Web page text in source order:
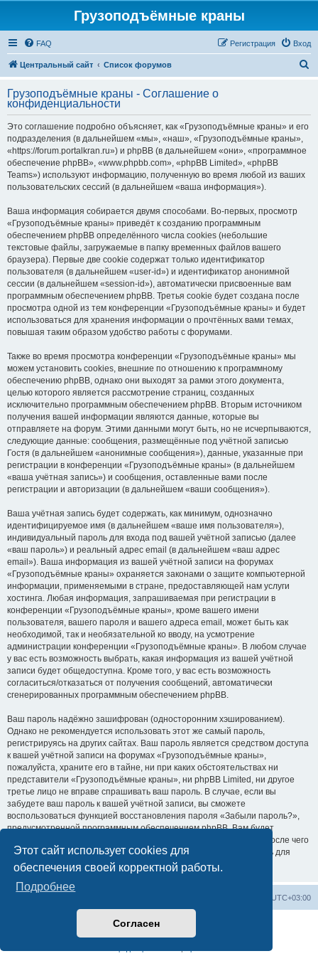
Этот сайт использует cookies для
обеспечения своей корректной работы.
Подробнее
Согласен
Грузоподъёмные краны
FAQ Вход
Регистрация
Центральный сайт Список форумов
с
Грузоподъёмные краны - Соглашение о
конфиденциальности
Это соглашение подробно объясняет, как «Грузоподъёмные краны» и его
подразделения (в дальнейшем «мы», «наш», «Грузоподъёмные краны»,
«https://forum.portalkran.ru») и phpBB (в дальнейшем «они», «программное
обеспечение phpBB», «www.phpbb.com», «phpBB Limited», «phpBB
Teams») используют информацию, полученную во время любой из ваших
пользовательских сессий (в дальнейшем «ваша информация»).
Ваша информация собирается двумя способами. Во-первых, просмотр
«Грузоподъёмные краны» приведёт к созданию программным
обеспечением phpBB определённого числа cookies (небольшие
текстовые файлы, загружаемые в папку временных файлов вашего
браузера). Первые две cookie содержат только идентификатор
пользователя (в дальнейшем «user-id») и идентификатор анонимной
сессии (в дальнейшем «session-id»), автоматически присвоенные вам
программным обеспечением phpBB. Третья cookie будет создана после
просмотра одной из тем конференции «Грузоподъёмные краны» и будет
использоваться для хранения информации о прочтённых вами темах,
повышая таким образом удобство работы с форумами.
Также во время просмотра конференции «Грузоподъёмные краны» мы
можем установить cookies, внешние по отношению к программному
обеспечению phpBB, однако они выходят за рамки этого документа,
целью которого является рассмотрение страниц, созданных
исключительно программным обеспечением phpBB. Вторым источником
получения вашей информации являются данные, которые вы
отправляете на форум. Этими данными могут быть, но не исчерпываются,
следующие данные: сообщения, размещённые под учётной записью
Гостя (в дальнейшем «анонимные сообщения»), данные, указанные при
регистрации в конференции «Грузоподъёмные краны» (в дальнейшем
«ваша учётная запись») и сообщения, оставленные вами после
регистрации и авторизации (в дальнейшем «ваши сообщения»).
Ваша учётная запись будет содержать, как минимум, однозначно
идентифицируемое имя (в дальнейшем «ваше имя пользователя»),
индивидуальный пароль для входа под вашей учётной записью (далее
«ваш пароль») и реальный адрес email (в дальнейшем «ваш адрес
email»). Ваша информация из вашей учётной записи на форумах
«Грузоподъёмные краны» охраняется законами о защите компьютерной
информации, применяемыми в стране, предоставляющей нам услуги
хостинга. Любая информация, запрашиваемая при регистрации в
конференции «Грузоподъёмные краны», кроме вашего имени
пользователя, вашего пароля и вашего адреса email, может быть как
необходимой, так и необязательной ко вводу, на усмотрение
администрации конференции «Грузоподъёмные краны». В любом случае
у вас есть возможность выбрать, какая информация из вашей учётной
записи будет общедоступна. Кроме того, у вас есть возможность
согласиться/отказаться от получения сообщений, автоматически
сгенерированных программным обеспечением phpBB.
Ваш пароль надёжно зашифрован (односторонним хэшированием).
Однако не рекомендуется использовать этот же самый пароль,
регистрируясь на других сайтах. Ваш пароль является средством доступа
к вашей учётной записи на форумах «Грузоподъёмные краны»,
пожалуйста, храните его в тайне, ни при каких обстоятельствах ни
представители «Грузоподъёмные краны», ни phpBB Limited, ни другое
третье лицо не вправе спрашивать ваш пароль. В случае, если вы
забудете ваш пароль к вашей учётной записи, вы сможете
воспользоваться функцией восстановления пароля «Забыли пароль?»,
предусмотренной программным обеспечением phpBB. Вам будет
необходимо ввести ваше имя пользователя и ваш адрес email, после чего
программное обеспечение phpBB сгенерирует вам новый пароль для
вашей учётной записи.
UTC+03:00
Создано на основеphpBB® Forum Software © phpBB Limited
Русская поддержка phpBB